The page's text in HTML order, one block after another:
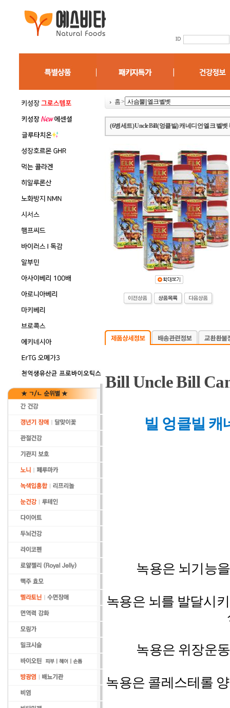
홈>
(6병세트) Uncle Bill (엉클빌) 캐네디언 엘크 벨벳
Bill Uncle Bill
빌 엉클빌 캐
녹용은 뇌기능
녹용은 뇌를 발달시
녹용은 위장운
녹용은 콜레스테롤